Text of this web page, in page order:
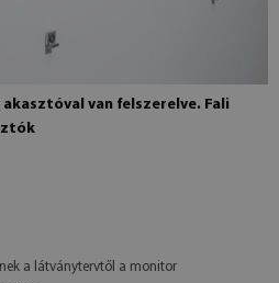
akasztóval van felszerelve. Fali
a látványtervtől a monitor